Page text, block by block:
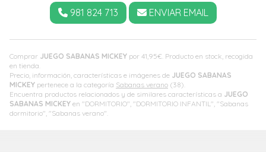
Comprar JUEGO SABANAS MICKEY por 41,95€ . Producto en stock, recogida
en tienda.
Precio, información, características e imágenes de JUEGO SABANAS
MICKEY pertenece a la categoría Sabanas verano (38).
Encuentra productos relacionados y de similares características a JUEGO
SABANAS MICKEY en "DORMITORIO", "DORMITORIO INFANTIL", "Sabanas
dormitorio", "Sabanas verano".
981 824 713 ENVIAR EMAIL